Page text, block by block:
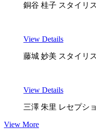
銅谷 桂子 スタイリ
View Details
藤城 妙美 スタイリ
View Details
三澤 朱里 レセプシ
View More